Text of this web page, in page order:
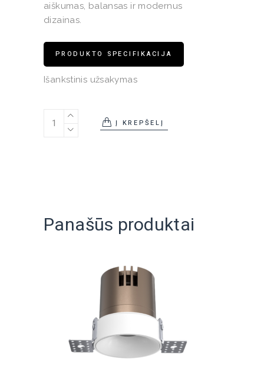
aiškumas, balansas ir modernus
dizainas.
PRODUKTO SPECIFIKACIJA
Išankstinis užsakymas
Įleidžiamas šviestuvas CELL 2 quantity
Į KREPŠELĮ
Panašūs produktai